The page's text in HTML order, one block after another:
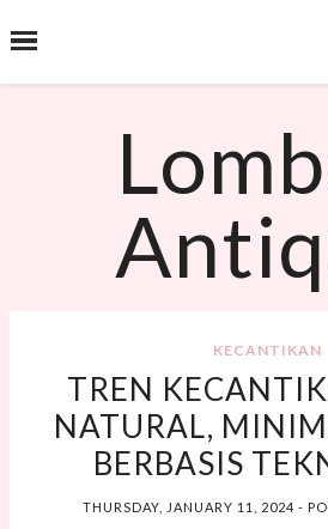
KECANTIKAN
TREN
NATURAL,
BERBASIS
THURSDAY, JANUARY 11, 2024 -